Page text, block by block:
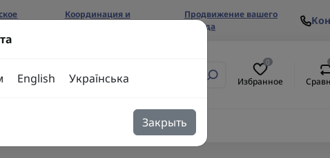
Координация и
Продвижение вашего
бренда
0
Избранное
English Українська
Закрыть